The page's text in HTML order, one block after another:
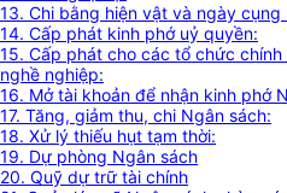
13. Chi bằng hiện vật và ngày cụng
14. Cấp phát kinh phớ uỷ quyền:
15. Cấp phát cho các tổ chức
nghề nghiệp:
16. Mở tài khoản để nhận kinh phớ
17. Tăng, giảm thu, chi Ngân sách:
18. Xử lý thiếu hụt tạm thời:
19. Dự phòng Ngân sách
20. Quỹ dự trữ tài chính